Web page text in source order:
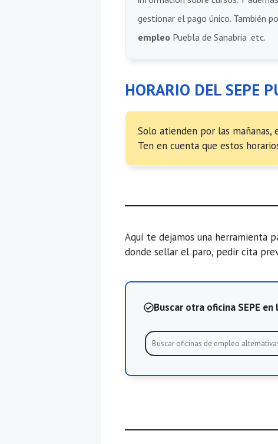
gestionar el pago único. También
empleo Puebla de Sanabria .etc.
HORARIO DEL SEPE
Solo atienden por las mañanas,
Ten en cuenta que estos
Aquí te dejamos una herramienta
donde sellar el paro, pedir cita
Buscar otra oficina SEPE